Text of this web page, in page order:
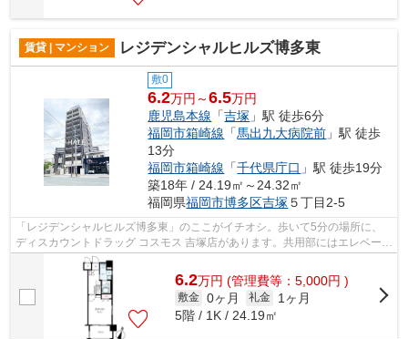
賃貸 | マンション レジデンシャルヒルズ博多東
敷0
6.2万円～6.5万円
鹿児島本線 「吉塚 」駅 徒歩6分
福岡市箱崎線 「馬出九大病院前 」駅 徒歩
13分
福岡市箱崎線 「千代県庁口 」駅 徒歩19分
築18年 / 24.19㎡～24.32㎡
福岡県福岡市博多区吉塚 ５丁目2-5
「レジデンシャルヒルズ博多東」のここがイチオシ。歩いて5分の場所に、
ディスカウントドラッグ コスモス 吉塚店があります。共用部にはエレベー
タ・敷地内ごみ置き場など様々な設備や...
6.2万円 (管理費等：5,000円 )
敷金 0ヶ月 礼金
1ヶ月
5階 / 1K / 24.19㎡